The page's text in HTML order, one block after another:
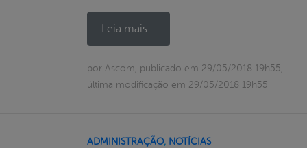
Leia mais...
por Ascom, publicado em 29/05/2018 19h55,
última modificação em 29/05/2018 19h55
ADMINISTRAÇÃO, NOTÍCIAS